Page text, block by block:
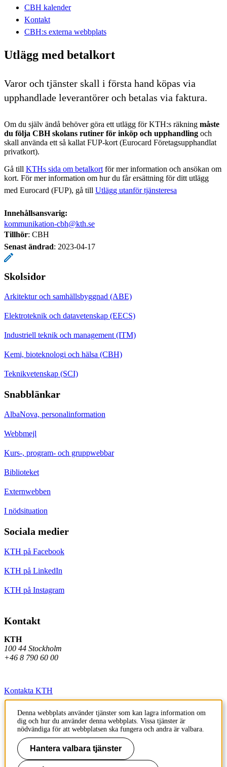
CBH kalender
Kontakt
CBH:s externa webbplats
Utlägg med betalkort
Varor och tjänster skall i första hand köpas via
upphandlade leverantörer och betalas via faktura.
Om du själv ändå behöver göra ett utlägg för KTH:s räkning måste
du följa CBH skolans rutiner för inköp och upphandling och
skall använda ett så kallat FUP-kort (Eurocard Företagsupphandlat
privatkort).
Gå till KTHs sida om betalkort för mer information och ansökan om
kort. För mer information om hur du får ersättning för ditt utlägg
med Eurocard (FUP), gå till Utlägg utanför tjänsteresa
Innehållsansvarig:
kommunikation-cbh@kth.se
Tillhör: CBH
Senast ändrad: 2023-04-17
Skolsidor
Arkitektur och samhällsbyggnad (ABE)
Elektroteknik och datavetenskap (EECS)
Industriell teknik och management (ITM)
Kemi, bioteknologi och hälsa (CBH)
Teknikvetenskap (SCI)
Snabblänkar
AlbaNova, personalinformation
Webbmejl
Kurs-, program- och gruppwebbar
Biblioteket
Externwebben
I nödsituation
Sociala medier
KTH på Facebook
KTH på LinkedIn
KTH på Instagram
Kontakt
KTH
100 44 Stockholm
+46 8 790 60 00
Kontakta KTH
Jobba på KTH
Press och media
Faktura och betalning KTH
Denna webbplats använder tjänster som kan lagra information om
dig och hur du använder denna webbplats. Vissa tjänster är
nödvändiga för att webbplatsen ska fungera och andra är valbara.
Hantera valbara tjänster